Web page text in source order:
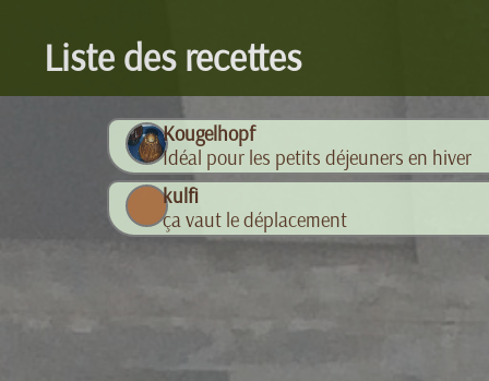
Liste des recettes
Kougelhopf
Idéal pour les petits déjeuners en hiver
kulfi
ça vaut le déplacement